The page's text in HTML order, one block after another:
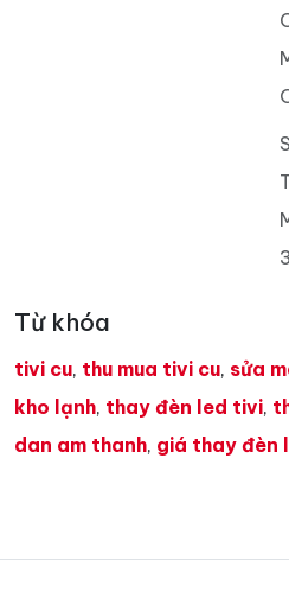
Từ khóa
tivi cu, thu mua tivi cu, sửa
kho lạnh, thay đèn led tivi,
dan am thanh, giá thay đèn